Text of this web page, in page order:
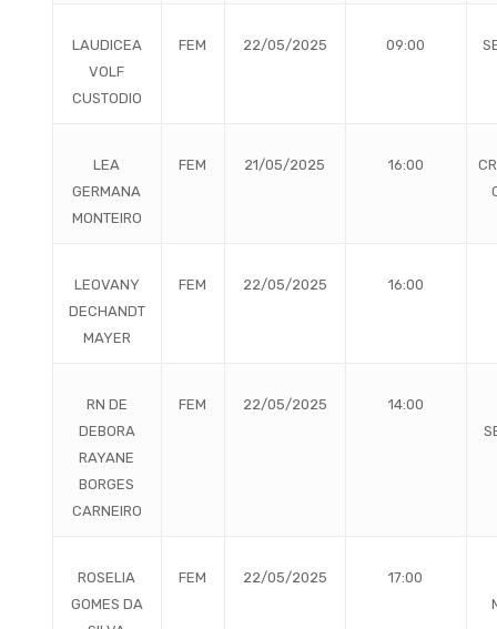
LAUDICEA
VOLF
CUSTODIO
FEM 22/05/2025 09:00
LEA
GERMANA
MONTEIRO
FEM 21/05/2025 16:00
LEOVANY
DECHANDT
MAYER
FEM 22/05/2025 16:00
RN DE
DEBORA
RAYANE
BORGES
CARNEIRO
FEM 22/05/2025
14:00
ROSELIA
GOMES DA
FEM 22/05/2025
17:00